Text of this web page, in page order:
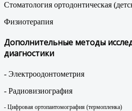
Стоматология ортодонтическая
Физиотерапия
Дополнительные методы
диагностики
- Электроодонтометрия
- Радиовизиография
- Цифровая ортопантомография (термопленка)